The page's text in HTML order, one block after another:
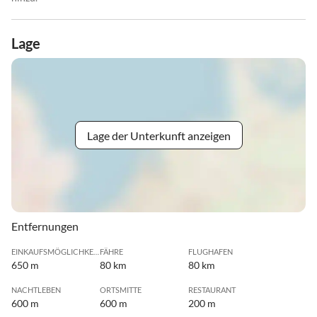
Lage
Lage der Unterkunft anzeigen
Entfernungen
650 m
FÄHRE
80 km
FLUGHAFEN
80 km
NACHTLEBEN
600 m
ORTSMITTE
600 m
RESTAURANT
200 m